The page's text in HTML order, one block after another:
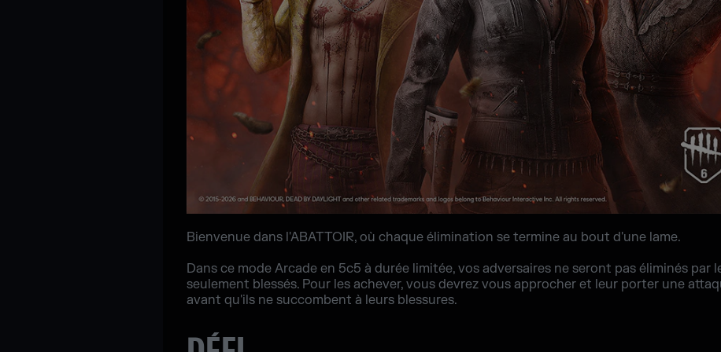
Bienvenue dans l'ABATTOIR, où chaque élimination se termine au bout d'une lame.
Dans ce mode Arcade en 5c5 à durée limitée, vos adversaires ne seront pas éliminés par
seulement blessés. Pour les achever, vous devrez vous approcher et leur porter une
avant qu'ils ne succombent à leurs blessures.